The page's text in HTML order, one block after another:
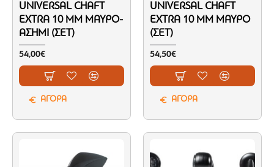
UNIVERSAL CHAFT
EXTRA 10 MM ΜΑΎΡΟ-
ΑΣΗΜΊ (ΣΕΤ)
54,00€
ΑΓΟΡΑ
UNIVERSAL CHAFT
EXTRA 10 MM ΜΑΎΡΟ
(ΣΕΤ)
54,50€
ΑΓΟΡΑ